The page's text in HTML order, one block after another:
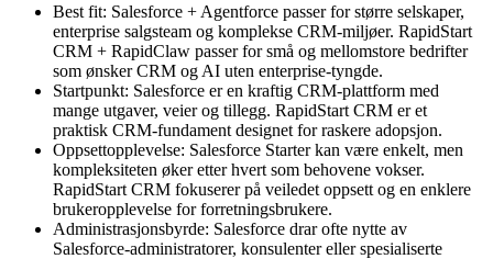
Best fit: Salesforce + Agentforce passer for større selskaper,
enterprise salgsteam og komplekse CRM-miljøer. RapidStart
CRM + RapidClaw passer for små og mellomstore bedrifter
som ønsker CRM og AI uten enterprise-tyngde.
Startpunkt: Salesforce er en kraftig CRM-plattform med
mange utgaver, veier og tillegg. RapidStart CRM er et
praktisk CRM-fundament designet for raskere adopsjon.
Oppsettopplevelse: Salesforce Starter kan være enkelt, men
kompleksiteten øker etter hvert som behovene vokser.
RapidStart CRM fokuserer på veiledet oppsett og en enklere
brukeropplevelse for forretningsbrukere.
Administrasjonsbyrde: Salesforce drar ofte nytte av
Salesforce-administratorer, konsulenter eller spesialiserte